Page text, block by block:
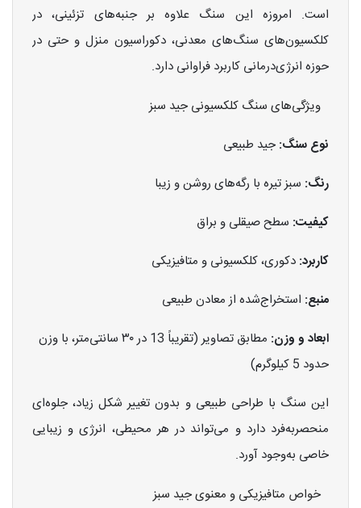
است. امروزه این سنگ علاوه بر جنبه‌های تزئینی، در
کلکسیون‌های سنگ‌های معدنی، دکوراسیون منزل و حتی در
حوزه انرژی‌درمانی کاربرد فراوانی دارد.
ویژگی‌های سنگ کلکسیونی جید سبز
نوع سنگ: جید طبیعی
رنگ: سبز تیره با رگه‌های روشن و زیبا
کیفیت: سطح صیقلی و براق
کاربرد: دکوری، کلکسیونی و متافیزیکی
منبع: استخراج‌شده از معادن طبیعی
ابعاد و وزن:
مطابق تصاویر (تقریباً 13 در ۳۰ سانتی‌متر، با وزن
حدود 5 کیلوگرم)
این سنگ با طراحی طبیعی و بدون تغییر شکل زیاد، جلوه‌ای
منحصربه‌فرد دارد و می‌تواند در هر محیطی، انرژی و زیبایی
خاصی به‌وجود آورد.
خواص متافیزیکی و معنوی جید سبز